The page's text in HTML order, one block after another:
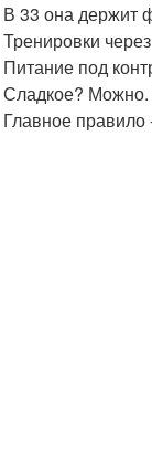
В 33 она держит
Тренировки
Питание под
Сладкое? Можно.
Главное правило